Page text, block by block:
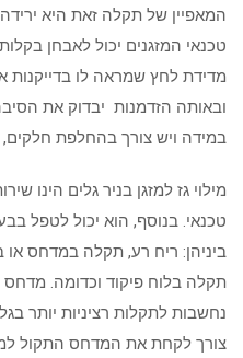
המאפיין של תקלה זאת היא
טכנאי המזגנים יכול לאבחן
מדידת לחץ שמראה לו בדייקנות
ובאותה הזדמנות יבדוק את
במידה ויש צורך בהחלפת חלקים,
מילוי גז למזגן בניר גלים הינו
טכנאי. בנוסף, הוא יכול לטפל
ביניהן: ריח רע, תקלה במדחס
תקלה בלוח פיקוד וכדומה.
נחשבות לתקלות רציניות יותר
צורך לקחת את המדחס התקול